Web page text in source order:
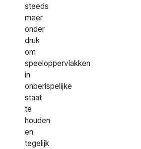
steeds
meer
onder
druk
om
speeloppervlakken
in
onberispelijke
staat
te
houden
en
tegelijk